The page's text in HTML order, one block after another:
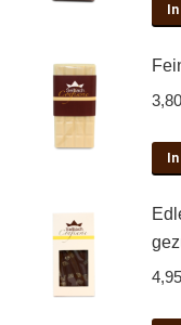
3,80
4,95